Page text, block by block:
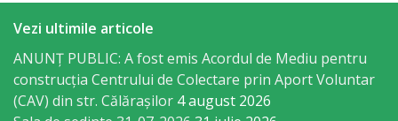
în
Problemele
Tineretului
şi
Vezi ultimile articole
ANUNȚ PUBLIC: A fost emis Acordul de Mediu pentru
construcția Centrului de Colectare prin Aport Voluntar
(CAV) din str. Călărașilor 4 august 2026